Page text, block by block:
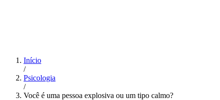
Início
/
Psicologia
/
Você é uma pessoa explosiva ou um tipo calmo?